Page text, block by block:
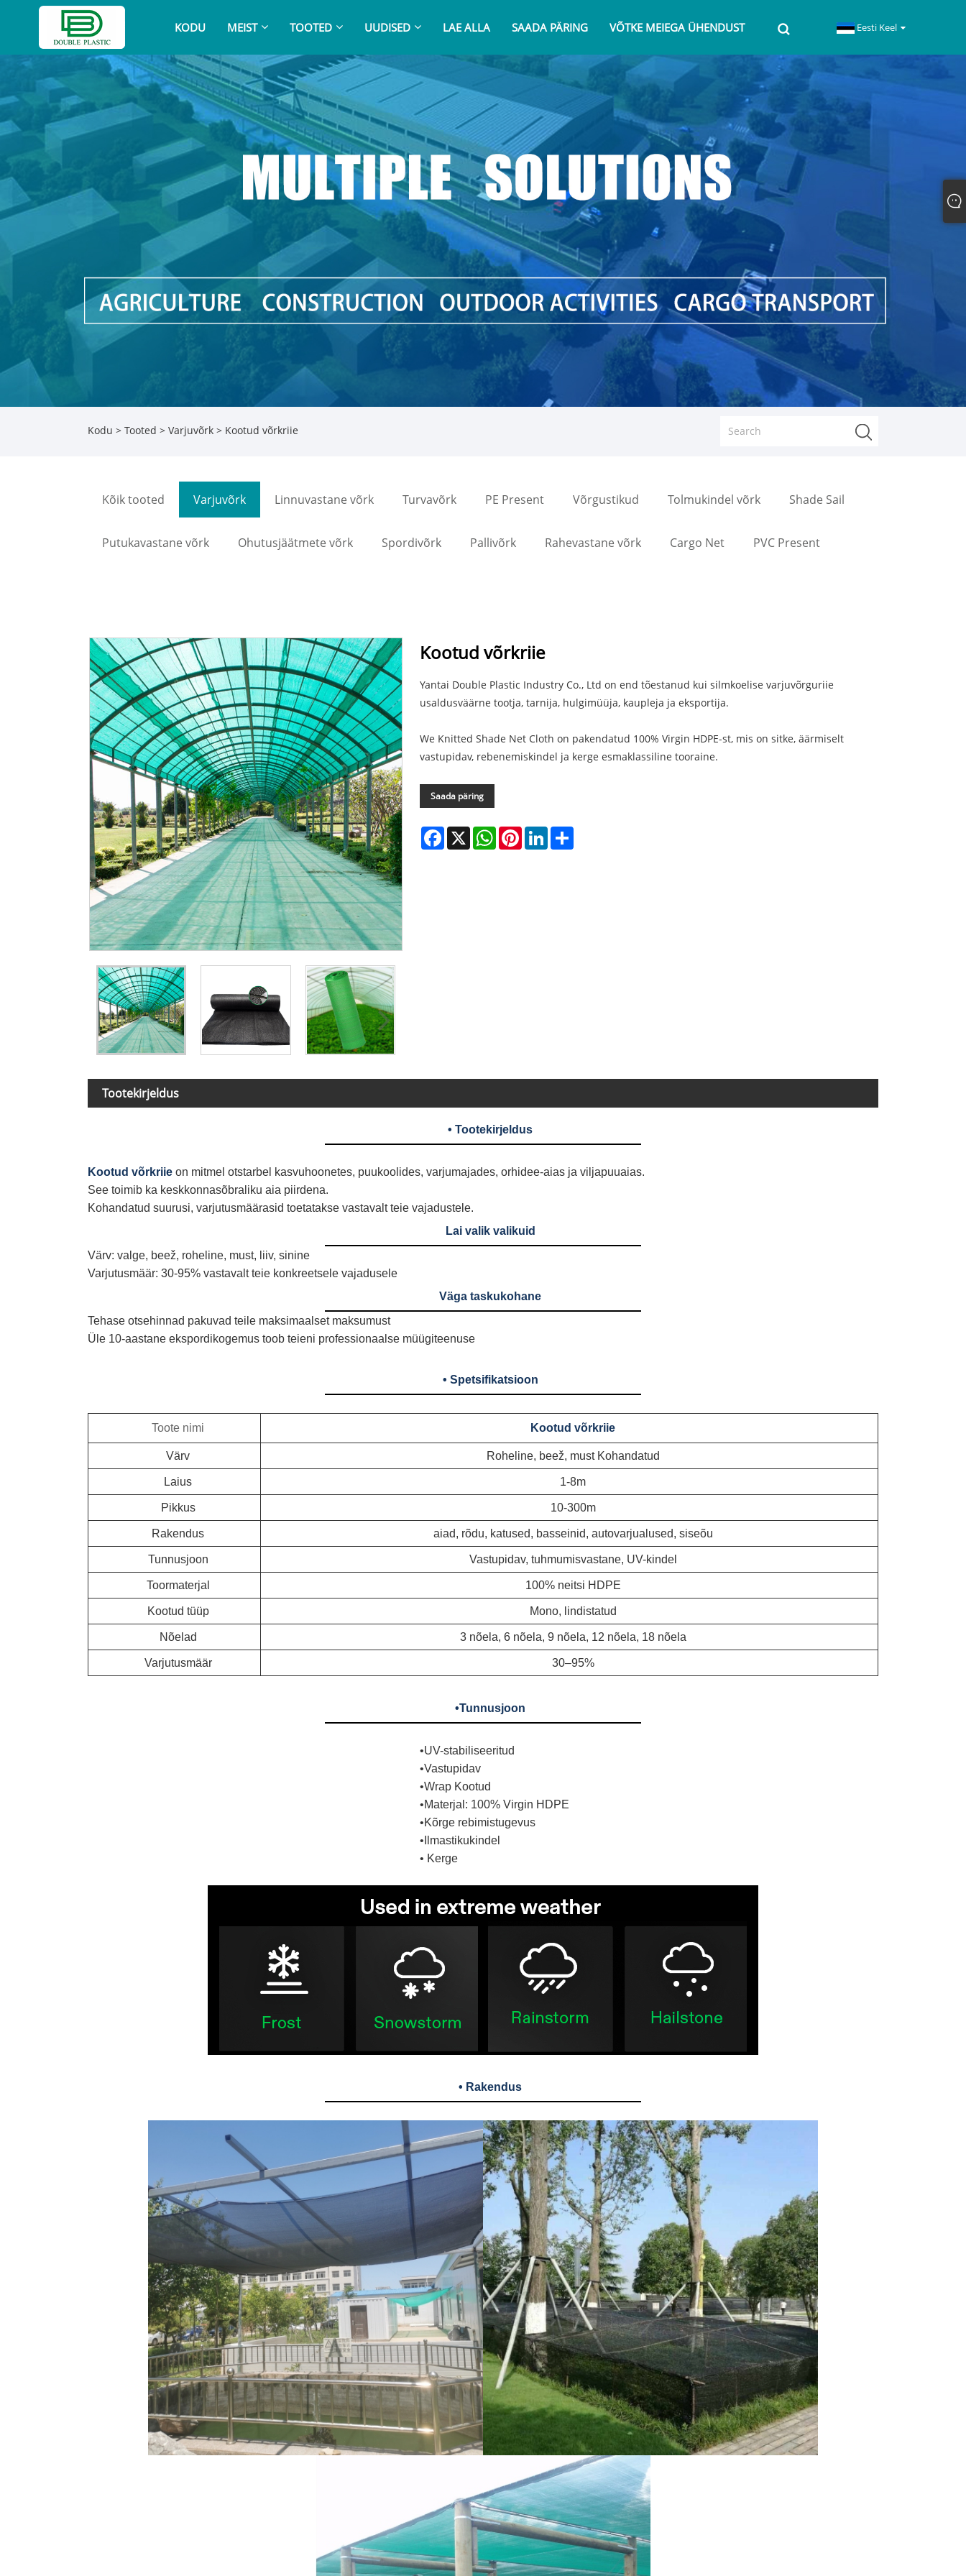
KODU MEIST TOOTED UUDISED LAE ALLA SAADA PÄRING VÕTKE MEIEGA ÜHENDUST Eesti Keel
Kodu > Tooted > Varjuvõrk > Kootud võrkriie
Kõik tooted Varjuvõrk Linnuvastane võrk Turvavõrk PE Present Võrgustikud Tolmukindel võrk Shade Sail
Putukavastane võrk Ohutusjäätmete võrk Spordivõrk Pallivõrk Rahevastane võrk Cargo Net PVC Present
Kootud võrkriie
Yantai Double Plastic Industry Co., Ltd on end tõestanud kui silmkoelise varjuvõrguriie
usaldusväärne tootja, tarnija, hulgimüüja, kaupleja ja eksportija.
We Knitted Shade Net Cloth on pakendatud 100% Virgin HDPE-st, mis on sitke, äärmiselt
vastupidav, rebenemiskindel ja kerge esmaklassiline tooraine.
Saada päring
Facebook
X WhatsAppPinterestLinkedIn
Tootekirjeldus
• Tootekirjeldus
Kootud võrkriie on mitmel otstarbel kasvuhoonetes, puukoolides, varjumajades, orhidee-aias ja viljapuuaias.
See toimib ka keskkonnasõbraliku aia piirdena.
Kohandatud suurusi, varjutusmäärasid toetatakse vastavalt teie vajadustele.
Lai valik valikuid
Värv: valge, beež, roheline, must, liiv, sinine
Varjutusmäär: 30-95% vastavalt teie konkreetsele vajadusele
Väga taskukohane
Tehase otsehinnad pakuvad teile maksimaalset maksumust
Üle 10-aastane ekspordikogemus toob teieni professionaalse müügiteenuse
• Spetsifikatsioon
Toote nimi Kootud võrkriie
Värv Roheline, beež, must Kohandatud
Laius 1-8m
Pikkus 10-300m
Rakendus aiad, rõdu, katused, basseinid, autovarjualused, siseõu
Tunnusjoon Vastupidav, tuhmumisvastane, UV-kindel
Toormaterjal 100% neitsi HDPE
Kootud tüüp Mono, lindistatud
Nõelad 3 nõela, 6 nõela, 9 nõela, 12 nõela, 18 nõela
Varjutusmäär 30–95%
•Tunnusjoon
•UV-stabiliseeritud
•Vastupidav
•Wrap Kootud
•Materjal: 100% Virgin HDPE
•Kõrge rebimistugevus
•Ilmastikukindel
• Kerge
• Rakendus